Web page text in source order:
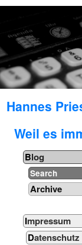
Hannes
Weil es
Blog
Search
Archive
Impressum
Datenschutz